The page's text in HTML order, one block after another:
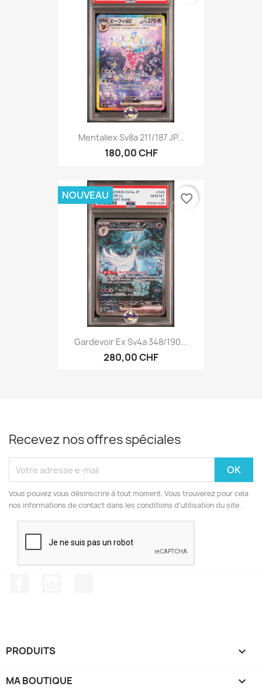
Mentaliex Sv8a 211/187 JP...
180,00 CHF
Gardevoir Ex Sv4a 348/190...
280,00 CHF
NOUVEAU favorite_border
Recevez nos offres spéciales
Vous pouvez vous désinscrire à tout moment. Vous trouverez pour cela
nos informations de contact dans les conditions d'utilisation du site.
PRODUITS 
MA BOUTIQUE 